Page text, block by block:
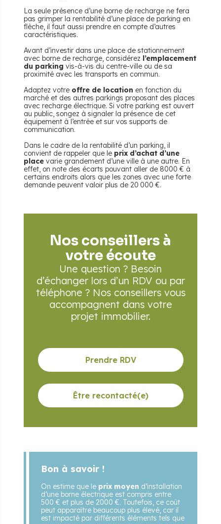
La seule présence d’une borne de recharge ne fera
pas grimper la rentabilité d’une place de parking en
flèche, il faut aussi prendre en compte d’autres
caractéristiques.
Avant d’investir dans une place de stationnement
avec borne de recharge, considérez l’emplacement
du parking vis-à-vis du centre-ville ou de sa
proximité avec les transports en commun.
Adaptez votre offre de location en fonction du
marché et des autres parkings proposant des places
avec recharge électrique. Si votre parking est ouvert
au public, songez à signaler la présence de cet
équipement à l’entrée et sur vos supports de
communication.
Dans le cadre de la rentabilité d’un parking, il
convient de rappeler que le prix d’achat d’une
place varie grandement d’une ville à une autre. En
effet, on note des écarts pouvant aller de 8000 € à
certains endroits alors que les zones avec une forte
demande peuvent valoir plus de 20 000 €.
Nos conseillers à
votre écoute
Une question ? Besoin
d’échanger lors d’un RDV ou par
téléphone ? Nos conseillers vous
accompagnent dans votre
projet immobilier.
Prendre RDV
Être recontacté(e)
Bon à savoir !
On estime que le prix moyen d’installation
d’une borne électrique est compris entre
500 € et plus de 2000 €. Toutefois, ce coût
peut apparaître beaucoup plus élevé, car il
est impacté par différents éléments tels que